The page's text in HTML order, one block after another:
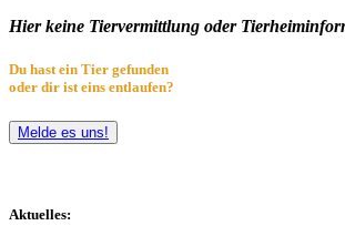
Hier keine Tiervermittlung oder
Du hast ein Tier gefunden
oder dir ist eins entlaufen?
Melde es uns!
Aktuelles: